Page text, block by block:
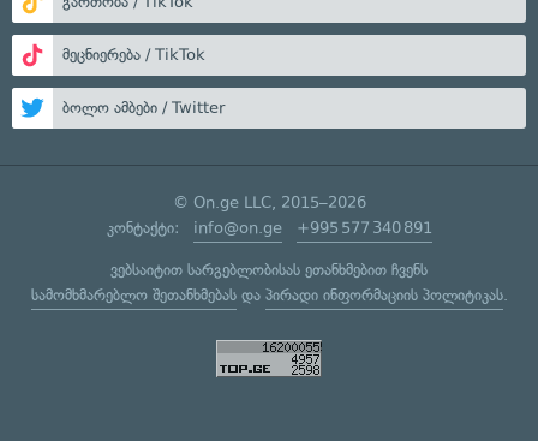
მეცნიერება / TikTok
ბოლო ამბები / Twitter
© On.ge LLC, 2015–2026
კონტაქტი: info@on.ge +995 577 340 891
ვებსაიტით სარგებლობისას ეთანხმებით ჩვენს
სამომხმარებლო შეთანხმებასდა პირადი ინფორმაციის პოლიტიკას.